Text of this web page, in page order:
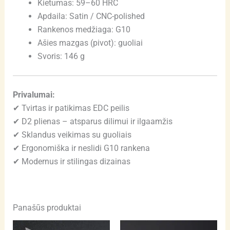
Kietumas: 59–60 HRC
Apdaila: Satin / CNC-polished
Rankenos medžiaga: G10
Ašies mazgas (pivot): guoliai
Svoris: 146 g
Privalumai:
✔ Tvirtas ir patikimas EDC peilis
✔ D2 plienas – atsparus dilimui ir ilgaamžis
✔ Sklandus veikimas su guoliais
✔ Ergonomiška ir neslidi G10 rankena
✔ Modernus ir stilingas dizainas
Panašūs produktai